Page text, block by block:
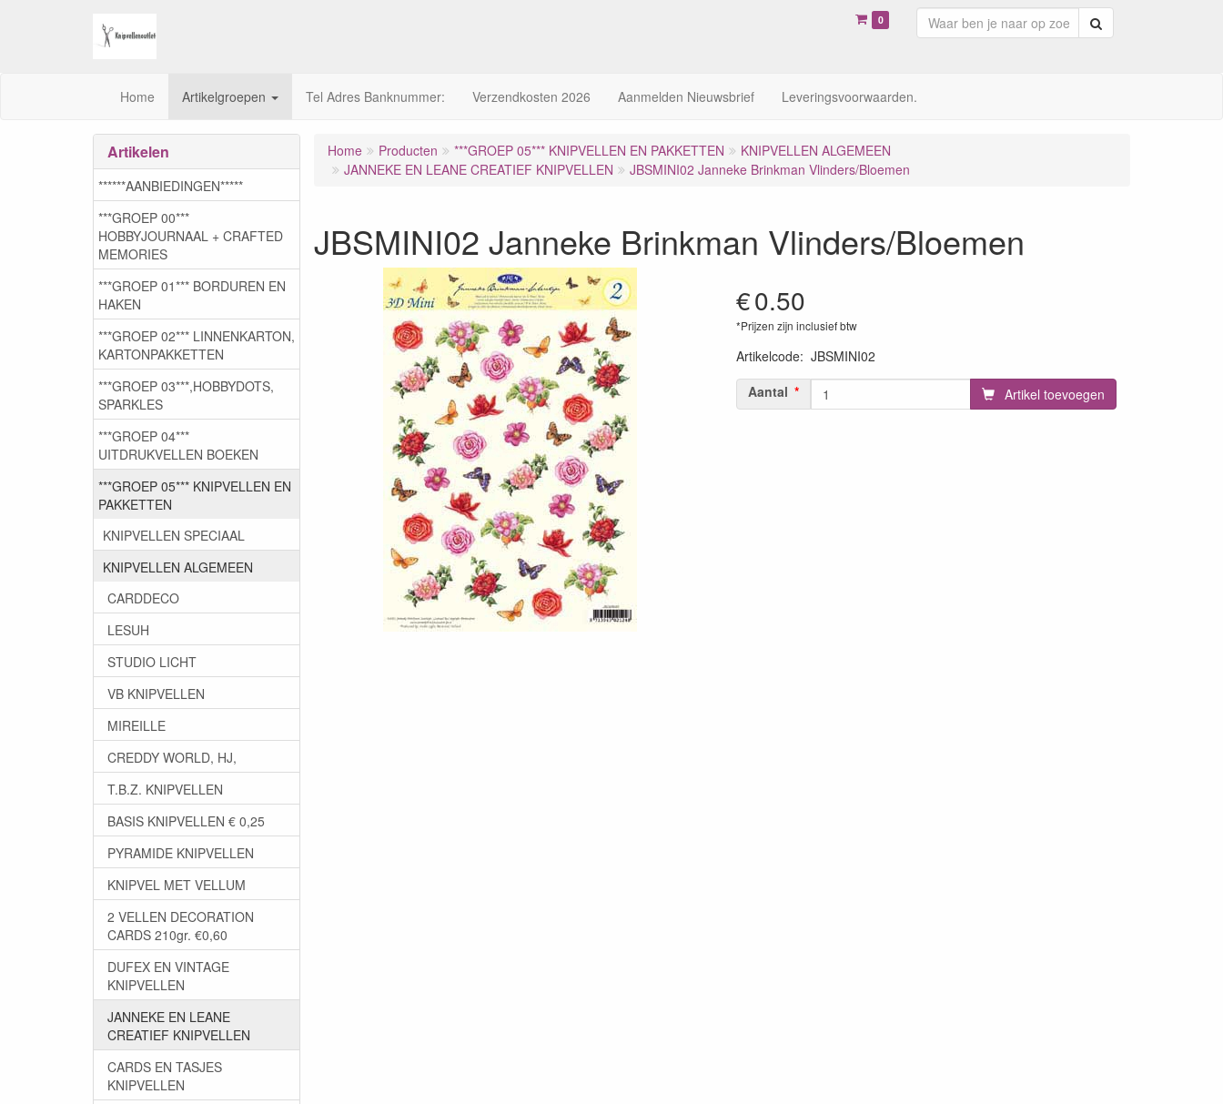
0
Home Artikelgroepen Tel Adres Banknummer: Verzendkosten 2026 Aanmelden Nieuwsbrief Leveringsvoorwaarden.
Home Producten ***GROEP 05*** KNIPVELLEN EN PAKKETTEN
KNIPVELLEN ALGEMEEN
JANNEKE EN LEANE CREATIEF KNIPVELLEN
JBSMINI02 Janneke Brinkman Vlinders/Bloemen
JBSMINI02 Janneke Brinkman Vlinders/Bloemen
€0.50
*Prijzen zijn inclusief btw
Artikelcode: JBSMINI02
Aantal
Artikel toevoegen
Artikelen
******AANBIEDINGEN*****
***GROEP 00***
HOBBYJOURNAAL + CRAFTED
MEMORIES
***GROEP 01*** BORDUREN EN
HAKEN
***GROEP 02*** LINNENKARTON,
KARTONPAKKETTEN
***GROEP 03***,HOBBYDOTS,
SPARKLES
***GROEP 04***
UITDRUKVELLEN BOEKEN
***GROEP 05*** KNIPVELLEN EN
PAKKETTEN
KNIPVELLEN SPECIAAL
KNIPVELLEN ALGEMEEN
CARDDECO
LESUH
STUDIO LICHT
VB KNIPVELLEN
MIREILLE
CREDDY WORLD, HJ,
T.B.Z. KNIPVELLEN
BASIS KNIPVELLEN € 0,25
PYRAMIDE KNIPVELLEN
KNIPVEL MET VELLUM
2 VELLEN DECORATION
CARDS 210gr. €0,60
DUFEX EN VINTAGE
KNIPVELLEN
JANNEKE EN LEANE
CREATIEF KNIPVELLEN
CARDS EN TASJES
KNIPVELLEN